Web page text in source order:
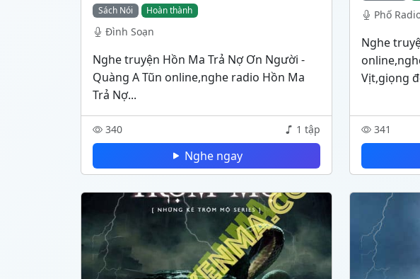
Sách Nói Hoàn thành
Đình Soạn
Nghe truyện Hồn Ma Trả Nợ Ơn Người -
Quàng A Tũn online,nghe radio Hồn Ma
Trả Nợ...
340 1 tập
Nghe ngay
Phố
Nghe
Vịt,giọng
341